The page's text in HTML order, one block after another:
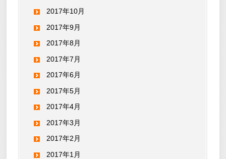
2017年10月
2017年9月
2017年8月
2017年7月
2017年6月
2017年5月
2017年4月
2017年3月
2017年2月
2017年1月